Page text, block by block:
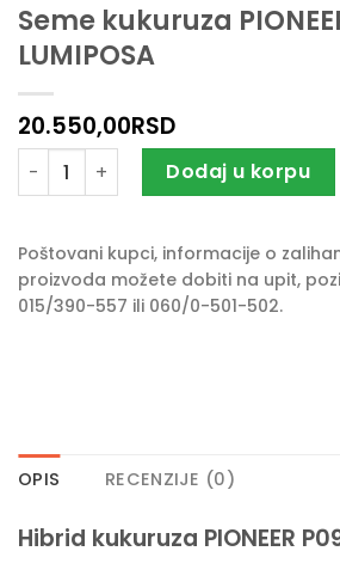
Seme kukuruza
LUMIPOSA
20.550,00RSD
Seme kukuruza PIONEER P0920 +
Dodaj u korpu
Poštovani kupci, informacije o
proizvoda možete dobiti na upit,
015/390-557 ili 060/0-501-502.
OPIS RECENZIJE (0)
Hibrid kukuruza PIONEER